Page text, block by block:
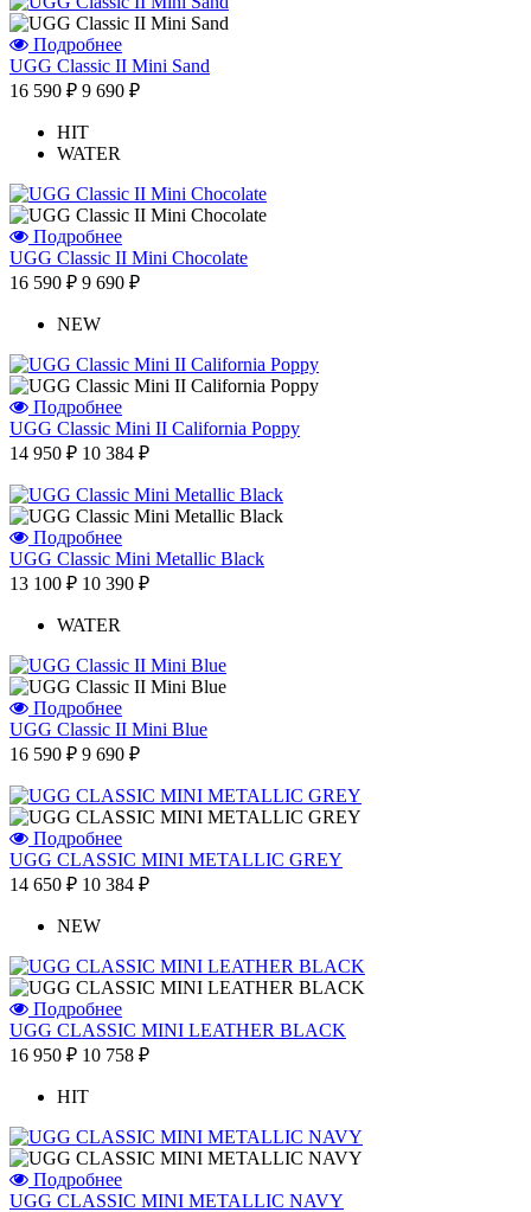
Подробнее
UGG Classic II Mini Sand
16 590 ₽ 9 690 ₽
HIT
WATER
Подробнее
UGG Classic II Mini Chocolate
16 590 ₽ 9 690 ₽
NEW
Подробнее
UGG Classic Mini II California Poppy
14 950 ₽ 10 384 ₽
Подробнее
UGG Classic Mini Metallic Black
13 100 ₽ 10 390 ₽
WATER
Подробнее
UGG Classic II Mini Blue
16 590 ₽ 9 690 ₽
Подробнее
UGG CLASSIC MINI METALLIC GREY
14 650 ₽ 10 384 ₽
NEW
Подробнее
UGG CLASSIC MINI LEATHER BLACK
16 950 ₽ 10 758 ₽
HIT
Подробнее
UGG CLASSIC MINI METALLIC NAVY